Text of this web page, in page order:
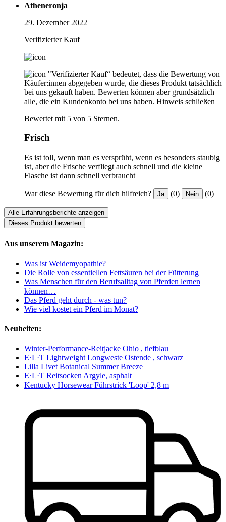
Atheneronja
29. Dezember 2022
Verifizierter Kauf
"Verifizierter Kauf“ bedeutet, dass die Bewertung von
Käufer:innen abgegeben wurde, die dieses Produkt tatsächlich
bei uns gekauft haben. Bewerten können aber grundsätzlich
alle, die ein Kundenkonto bei uns haben. Hinweis schließen
Bewertet mit 5 von 5 Sternen.
Frisch
Es ist toll, wenn man es versprüht, wenn es besonders staubig
ist, aber die Frische verfliegt auch schnell und die kleine
Flasche ist dann schnell verbraucht
War diese Bewertung für dich hilfreich? Ja (0) Nein (0)
Alle Erfahrungsberichte anzeigen
Dieses Produkt bewerten
Aus unserem Magazin:
Was ist Weidemyopathie?
Die Rolle von essentiellen Fettsäuren bei der Fütterung
Was Menschen für den Berufsalltag von Pferden lernen
können…
Das Pferd geht durch - was tun?
Wie viel kostet ein Pferd im Monat?
Neuheiten:
Winter-Performance-Reitjacke Ohio , tiefblau
E·L·T Lightweight Longweste Ostende , schwarz
Lilla Livet Botanical Summer Breeze
E·L·T Reitsocken Argyle, asphalt
Kentucky Horsewear Führstrick 'Loop' 2,8 m